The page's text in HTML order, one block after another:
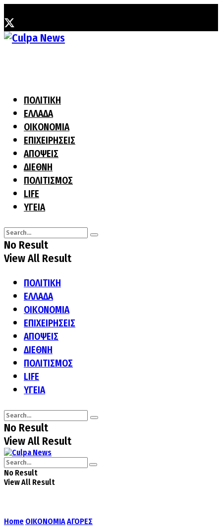
ΠΟΛΙΤΙΚΗ
ΕΛΛΑΔΑ
ΟΙΚΟΝΟΜΙΑ
ΕΠΙΧΕΙΡΗΣΕΙΣ
ΑΠΟΨΕΙΣ
ΔΙΕΘΝΗ
ΠΟΛΙΤΙΣΜΟΣ
LIFE
ΥΓΕΙΑ
No Result
View All Result
ΠΟΛΙΤΙΚΗ
ΕΛΛΑΔΑ
ΟΙΚΟΝΟΜΙΑ
ΕΠΙΧΕΙΡΗΣΕΙΣ
ΑΠΟΨΕΙΣ
ΔΙΕΘΝΗ
ΠΟΛΙΤΙΣΜΟΣ
LIFE
ΥΓΕΙΑ
No Result
View All Result
No Result
View All Result
Home ΟΙΚΟΝΟΜΙΑΑΓΟΡΕΣ